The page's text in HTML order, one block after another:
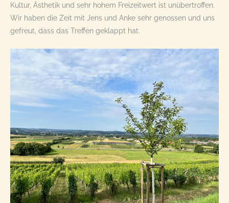
Kultur, Ästhetik und sehr hohem Freizeitwert ist unübertroffen.
Wir haben die Zeit mit Jens und Anke sehr genossen und uns
gefreut, dass das Treffen geklappt hat.